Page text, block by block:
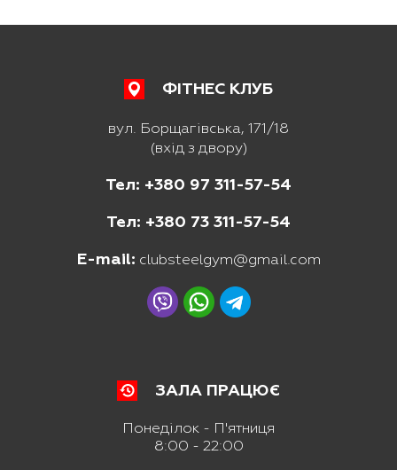
ФІТНЕС КЛУБ
вул. Борщагівська, 171/18
(вхід з двору)
Тел: +380 97 311-57-54
Тел: +380 73 311-57-54
E-mail: clubsteelgym@gmail.com
ЗАЛА ПРАЦЮЄ
Понеділок - П'ятниця
8:00 - 22:00